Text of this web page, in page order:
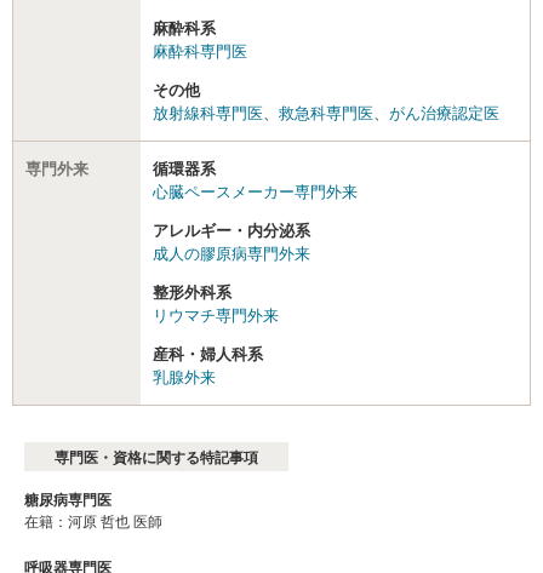
麻酔科系
麻酔科専門医
その他
放射線科専門医
救急科専門医 がん治療認定医
専門外来
循環器系
心臓ペースメーカー専門外来
アレルギー・内分泌系
成人の膠原病専門外来
整形外科系
リウマチ専門外来
産科・婦人科系
乳腺外来
専門医・資格に関する特記事項
糖尿病専門医
在籍：河原 哲也 医師
呼吸器専門医